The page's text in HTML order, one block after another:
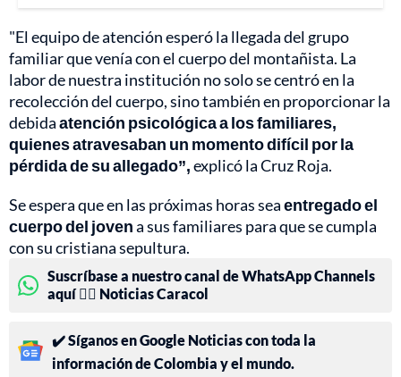
"El equipo de atención esperó la llegada del grupo
familiar que venía con el cuerpo del montañista. La
labor de nuestra institución no solo se centró en la
recolección del cuerpo, sino también en proporcionar la
debidaatención psicológica a los familiares,
quienes atravesaban un momento difícil por la
pérdida de su allegado”,explicó la Cruz Roja.
Se espera que en las próximas horas seaentregado el
cuerpo del jovena sus familiares para que se cumpla
con su cristiana sepultura.
Suscríbase a nuestro canal de WhatsApp Channels
aquí 👉🏻 Noticias Caracol
✔️ Síganos en Google Noticias con toda la
información de Colombia y el mundo.